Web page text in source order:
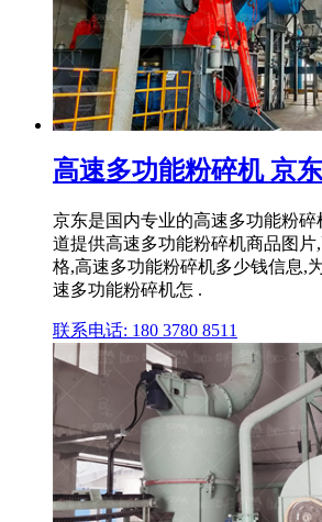
高速多功能粉碎机 京东
京东是国内专业的高速多功能粉
道提供高速多功能粉碎机商品图
格,高速多功能粉碎机多少钱信息,
速多功能粉碎机怎 .
联系电话: 180 3780 8511